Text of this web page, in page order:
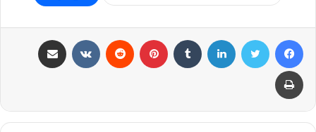
فيسبوك تويتر لينكدإن بينتيريست
طباعة